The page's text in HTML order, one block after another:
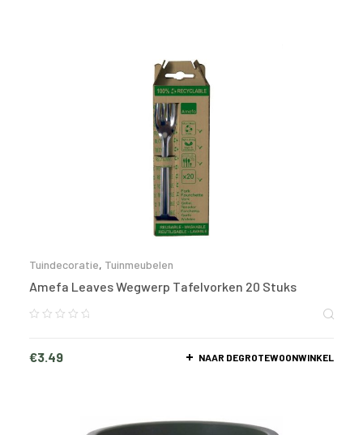
Tuindecoratie, Tuinmeubelen
Amefa Leaves Wegwerp Tafelvorken 20 Stuks
€3.49 NAAR DEGROTEWOONWINKEL